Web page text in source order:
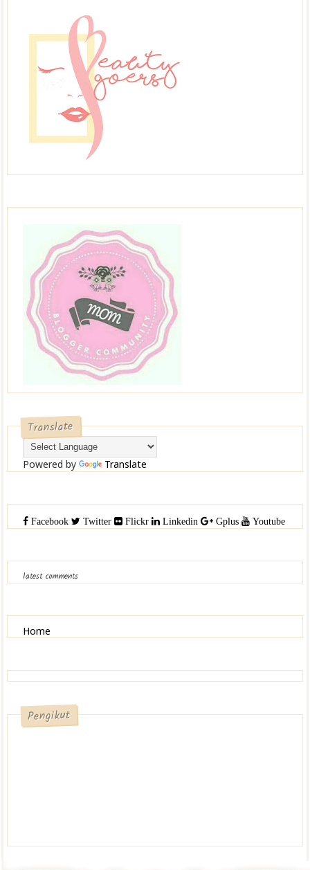
Translate
Powered by Translate
Facebook Twitter Flickr Linkedin Gplus Youtube
latest comments
Home
Pengikut